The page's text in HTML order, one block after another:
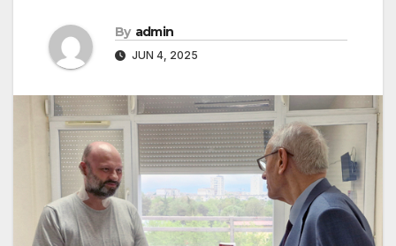
By admin
JUN 4, 2025